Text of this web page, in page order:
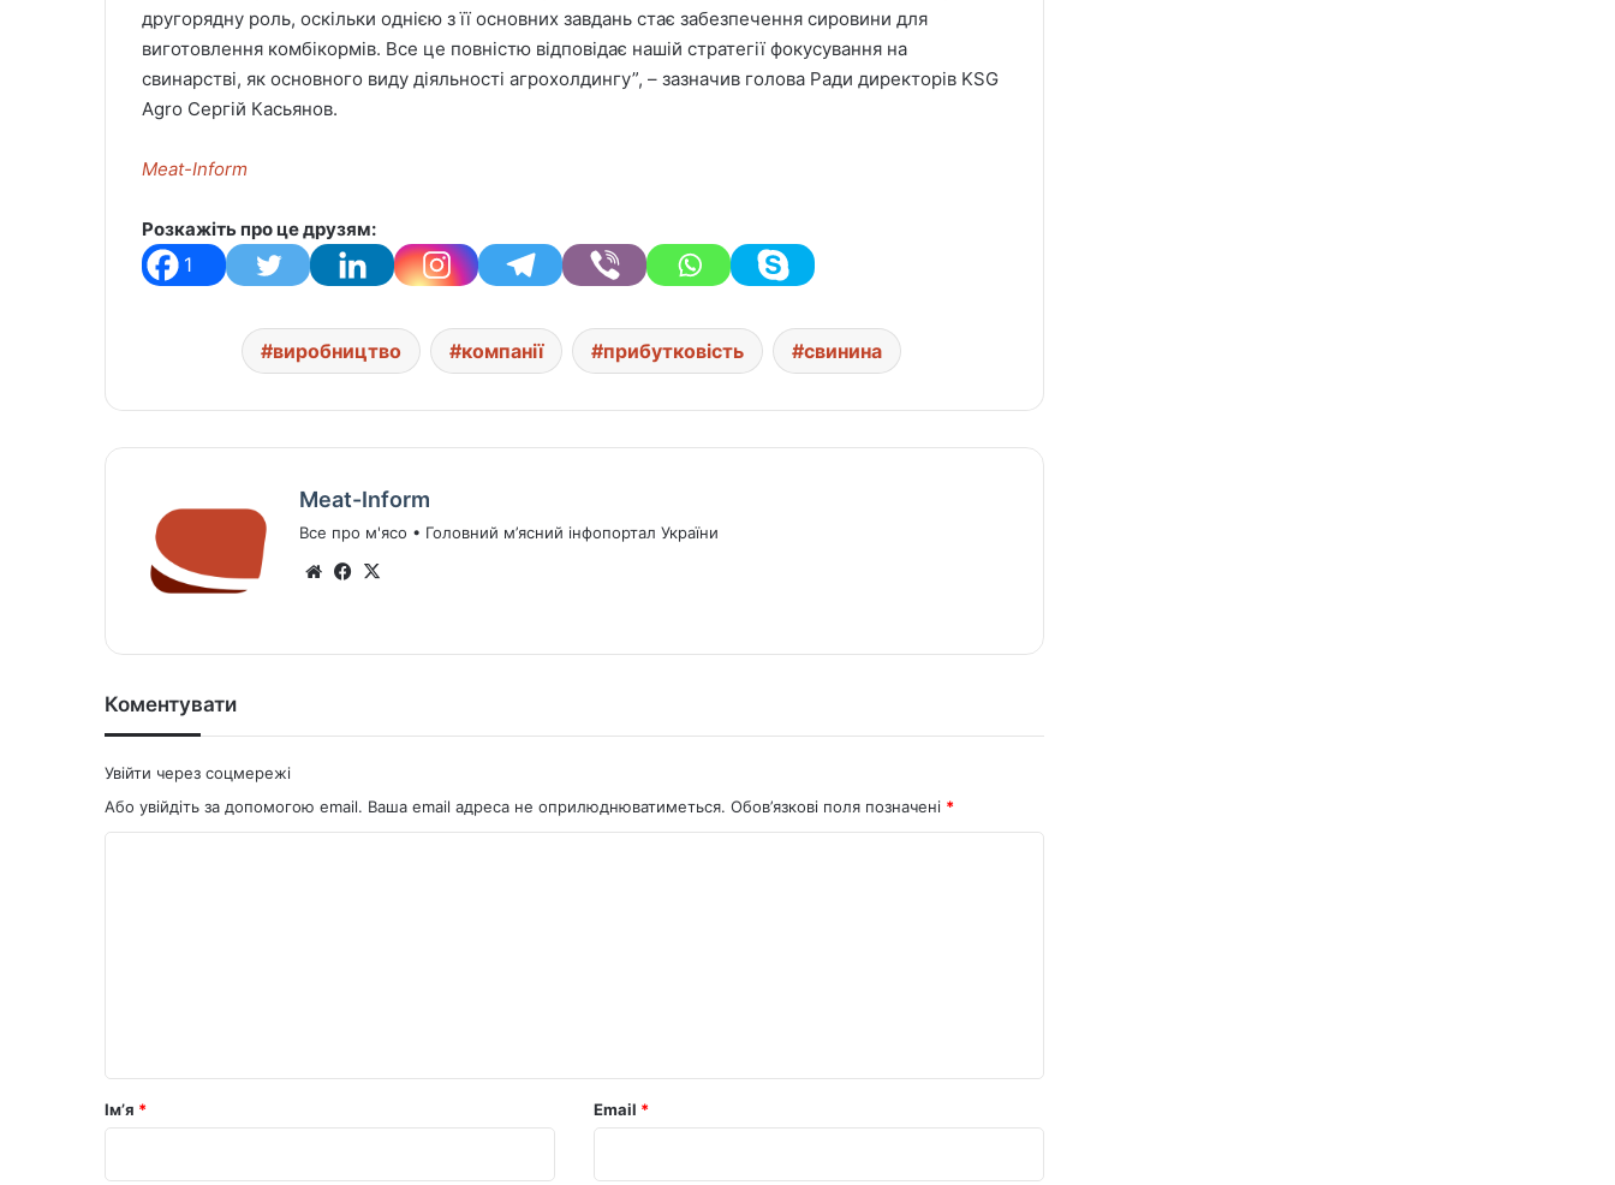
другорядну роль, оскільки однією з її основних завдань стає забезпечення сировини для
виготовлення комбікормів. Все це повністю відповідає нашій стратегії фокусування на
свинарстві, як основного виду діяльності агрохолдингу”, – зазначив голова Ради директорів KSG
Agro Сергій Касьянов.
Meat-Inform
Розкажіть про це друзям:
1
виробництво компанії прибутковість свинина
Meat-Inform
Все про м'ясо • Головний м’ясний інфопортал України
We Fa
ok
Коментувати
Увійти через соцмережі
Або увійдіть за допомогою email. Ваша email адреса не оприлюднюватиметься. Обов’язкові поля позначені *
рІм’я * Email *